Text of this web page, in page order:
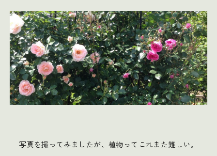
写真を撮ってみましたが、植物ってこれまた難しい。